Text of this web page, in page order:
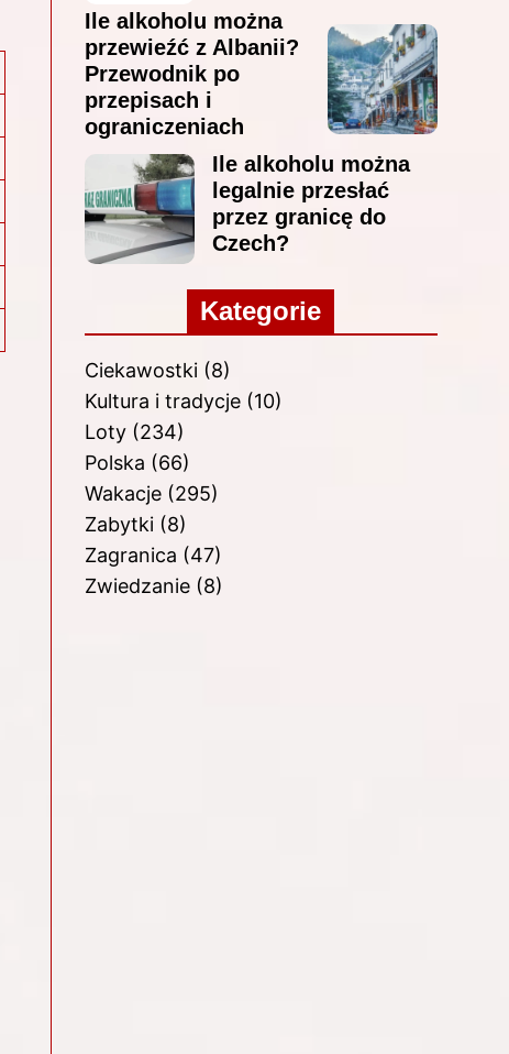
Ile alkoholu można
przewieźć z Albanii?
Przewodnik po
przepisach i
ograniczeniach
Ile alkoholu można
legalnie przesłać
przez granicę do
Czech?
Kategorie
Ciekawostki(8)
Kultura i tradycje(10)
Loty(234)
Polska (66)
Wakacje(295)
Zabytki(8)
Zagranica (47)
Zwiedzanie(8)